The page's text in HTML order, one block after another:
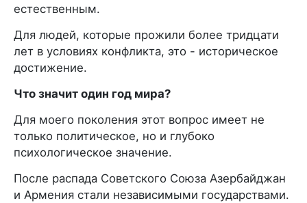
естественным.
Для людей, которые прожили более тридцати
лет в условиях конфликта, это - историческое
достижение.
Что значит один год мира?
Для моего поколения этот вопрос имеет не
только политическое, но и глубоко
психологическое значение.
После распада Советского Союза Азербайджан
и Армения стали независимыми государствами.